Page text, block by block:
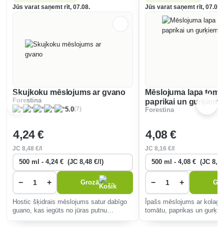
Jūs varat saņemt rīt, 07.08.
Skujkoku mēslojums ar gvano
Forestina
5.0(7)
4,24 €
JC8,48 €/l
− + Grozā
Hostic šķidrais mēslojums satur dabīgo
guano, kas iegūts no jūras putnu
Jūs varat saņemt rīt, 07.08.
Mēslojuma lapa
paprikai un gurķiem
Forestina
4,08 €
JC8,16 €/l
− +
Īpašs mēslojums ar
tomātu, paprikas un gurķu